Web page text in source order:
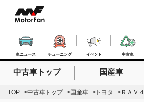
車ニュース チューニング イベント 中古車
検索したいキーワードを入力
中古車トップ 国産車
TOP 中古車トップ 国産車 トヨタ ＲＡＶ４